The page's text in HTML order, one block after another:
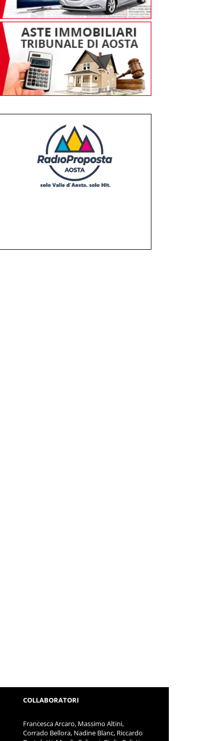
COLLABORATORI
Francesca Arcaro, Massimo Altini,
Corrado Bellora, Nadine Blanc, Riccardo